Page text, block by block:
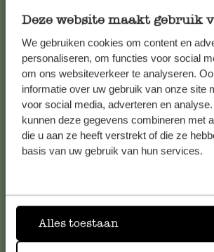
Deze website maakt gebruik
We gebruiken cookies om content en
personaliseren, om functies voor social
om ons websiteverkeer te analyseren.
informatie over uw gebruik van onze site
voor social media, adverteren en
kunnen deze gegevens combineren met
die u aan ze heeft verstrekt of die ze
basis van uw gebruik van hun services.
Alles toestaan
Alle 62 Geschäfte anzeigen
Kundenservice/
Falls Sie Fragen haben oder Tipps und Hilfe
Sie sich bitte an unseren Kundenservice.
die Antworten aufhäufig gestellte Fragen
Online-Kundenservice